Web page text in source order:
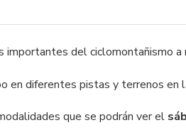
importantes del ciclomontañismo a
en diferentes pistas y terrenos en
que se podrán ver el